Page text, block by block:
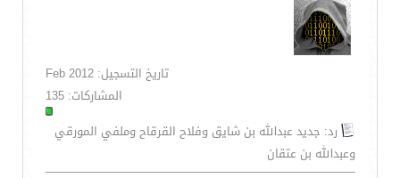
تاريخ التسجيل: Feb 2012
المشاركات: 135
رد: جديد عبدالله بن شايق وفلاح القرقاح وملفي المورقي
وعبدالله بن عتقان